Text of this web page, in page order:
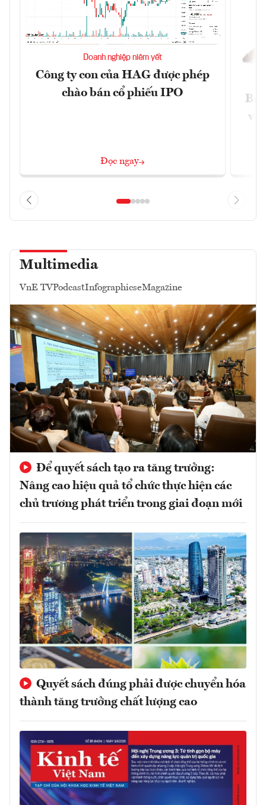
Doanh nghiệp niêm yết
Công ty con của HAG được phép
chào bán cổ phiếu IPO
Đọc ngay
và
Multimedia
VnE TVPodcastInfographicseMagazine
Để quyết sách tạo ra tăng trưởng:
Nâng cao hiệu quả tổ chức thực hiện các
chủ trương phát triển trong giai đoạn mới
Quyết sách đúng phải được chuyển hóa
thành tăng trưởng chất lượng cao